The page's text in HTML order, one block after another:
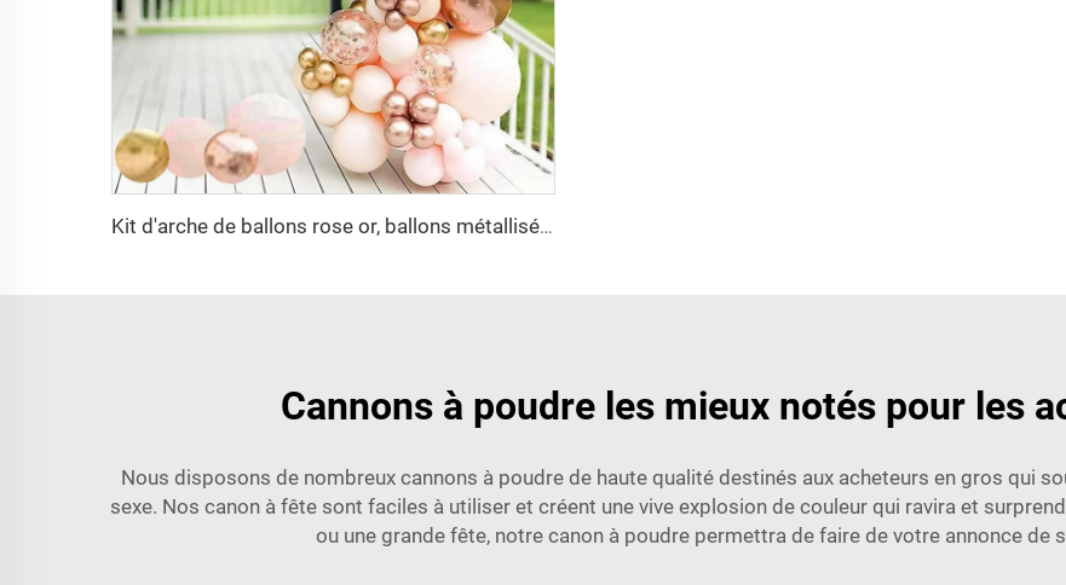
Kit d'arche de ballons rose or, ballons métallisés macaron 4D en feuille pour décorations de remise des diplômes, baby shower, anniversaire, mariage
Cannons à poudre les mieux notés pour les
Nous disposons de nombreux cannons à poudre de haute qualité destinés aux acheteurs en gros qui
sexe. Nos canon à fête sont faciles à utiliser et créent une vive explosion de couleur qui ravira et
ou une grande fête, notre canon à poudre permettra de faire de votre annonce de